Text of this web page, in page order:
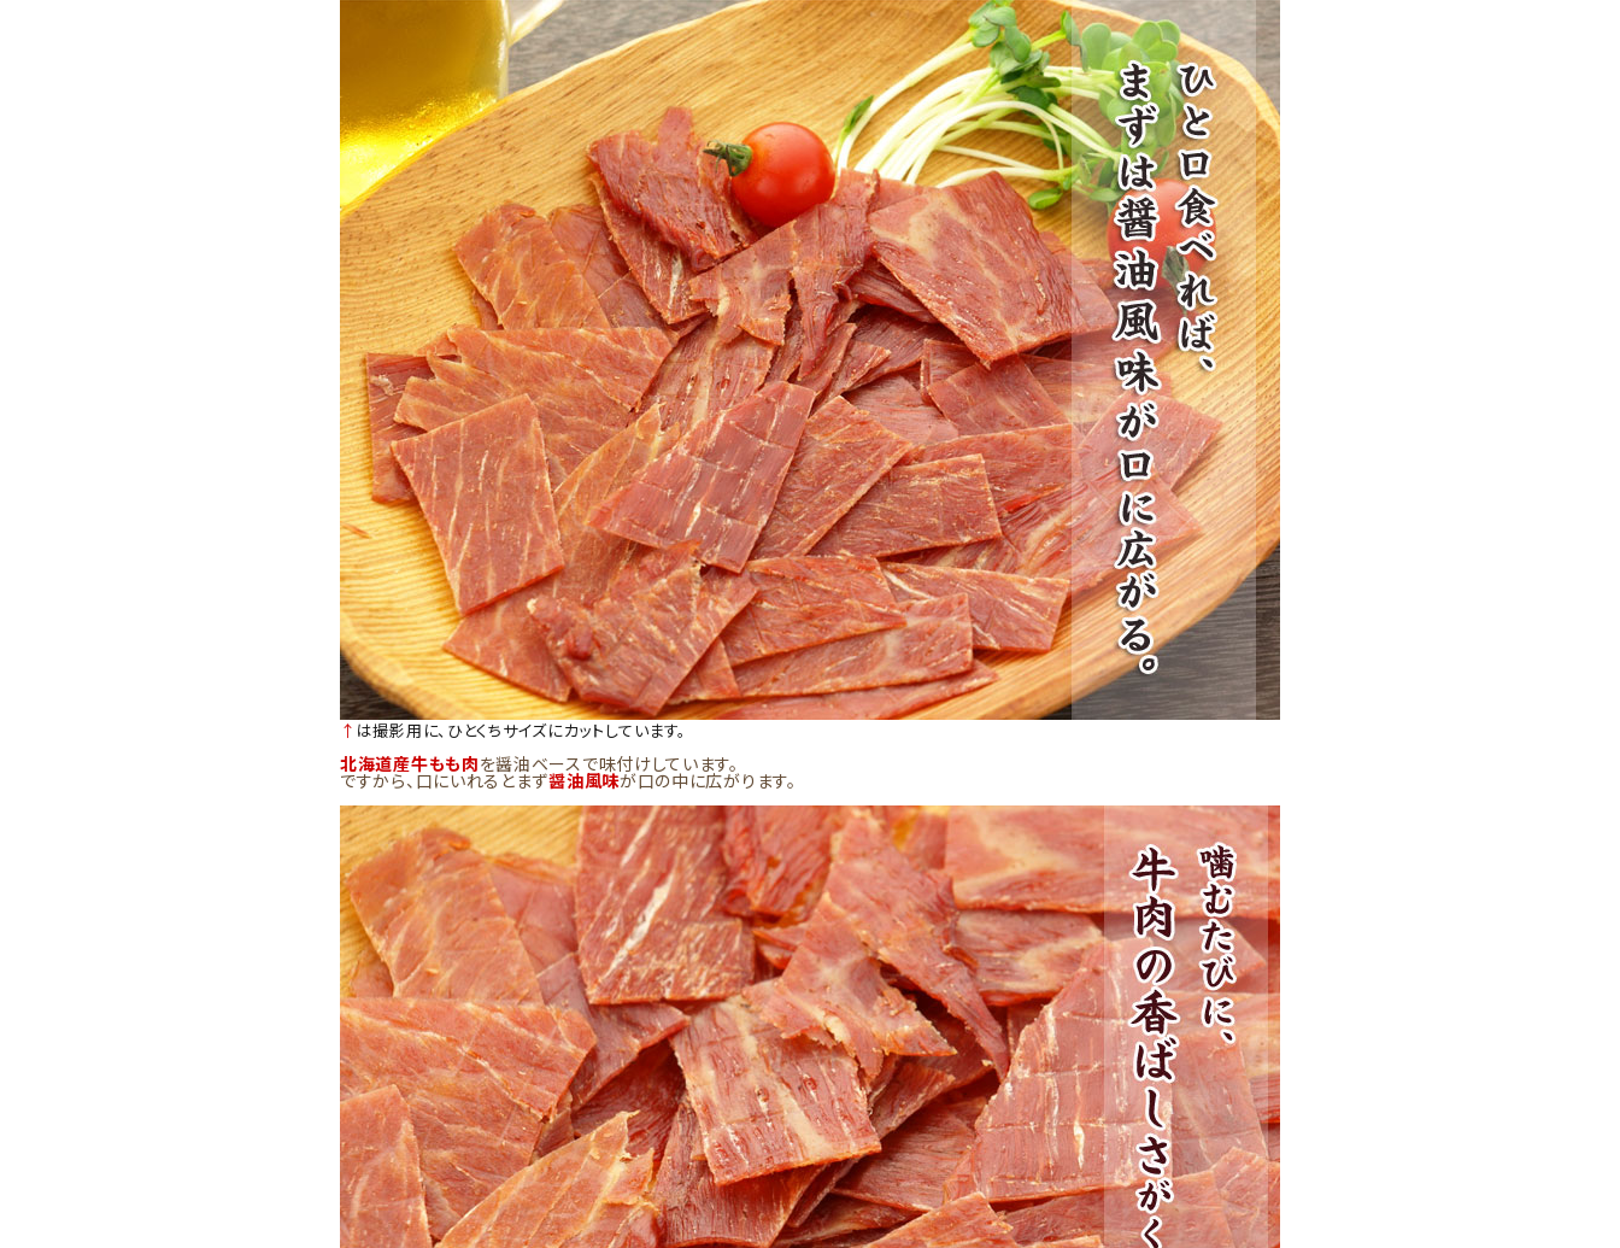
↑ は撮影用に、ひとくちサイズにカットしています。
北海道産牛もも肉を醤油ベースで味付けしています。
ですから、口にいれるとまず醤油風味が口の中に広がります。